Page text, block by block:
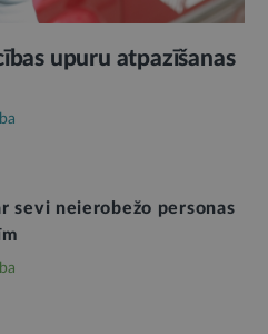
upuru atpazīšanas
sevi neierobežo personas